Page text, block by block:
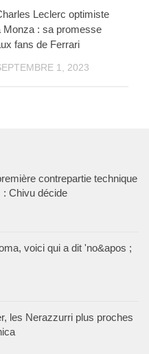
Leclerc optimiste
Monza : sa promesse
fans de Ferrari
1, 2023
contrepartie technique
: Chivu décide
voici qui a dit 'no&apos ;
les Nerazzurri plus proches